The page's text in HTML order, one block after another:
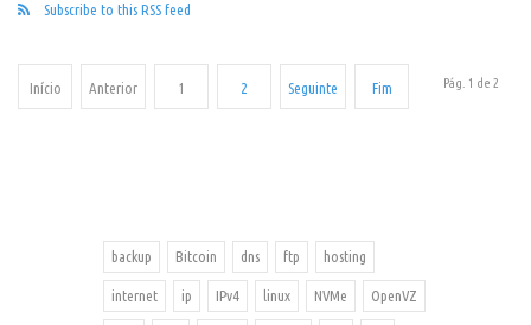
Subscribe to this RSS feed
Início Anterior 1 2 Seguinte Fim Pág. 1 de 2
backup Bitcoin dns ftp hosting
internet ip IPv4 linux NVMe OpenVZ